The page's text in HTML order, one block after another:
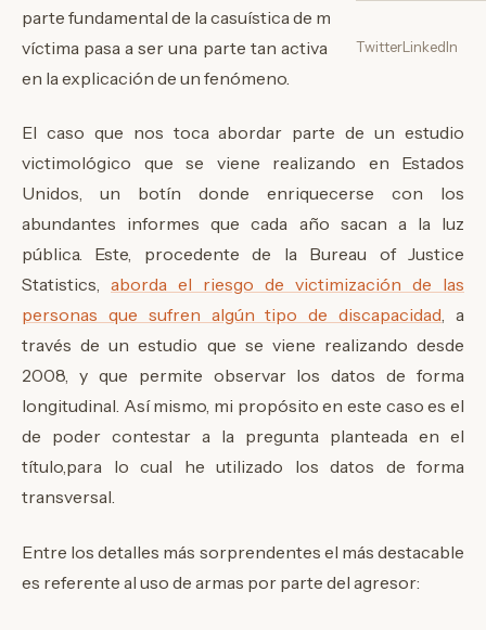
TwitterLinkedIn
parte fundamental de la casuística de muchos delitos. La
víctima pasa a ser una parte tan activa como el agresor
en la explicación de un fenómeno.
El caso que nos toca abordar parte de un estudio
victimológico que se viene realizando en Estados
Unidos, un botín donde enriquecerse con los
abundantes informes que cada año sacan a la luz
pública. Este, procedente de la Bureau of Justice
Statistics, aborda el riesgo de victimización de las
personas que sufren algún tipo de discapacidad, a
través de un estudio que se viene realizando desde
2008, y que permite observar los datos de forma
longitudinal. Así mismo, mi propósito en este caso es el
de poder contestar a la pregunta planteada en el
título,para lo cual he utilizado los datos de forma
transversal.
Entre los detalles más sorprendentes el más destacable
es referente al uso de armas por parte del agresor: